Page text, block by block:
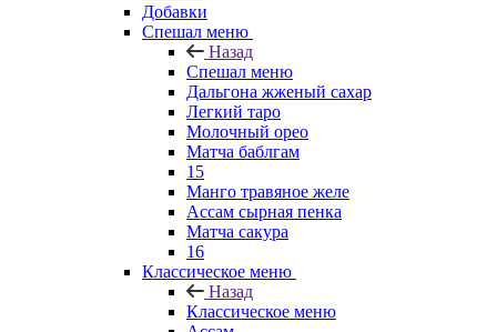
Добавки
Спешал меню
Назад
Спешал меню
Дальгона жженый сахар
Легкий таро
Молочный орео
Матча баблгам
15
Манго травяное желе
Ассам сырная пенка
Матча сакура
16
Классическое меню
Назад
Классическое меню